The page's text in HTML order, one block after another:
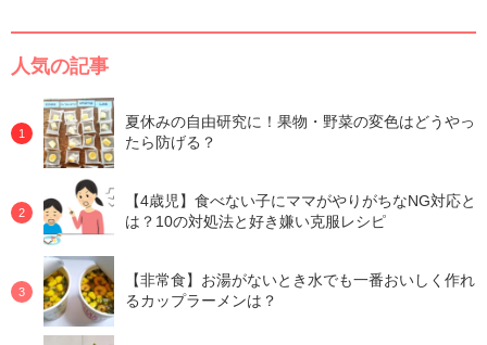
人気の記事
夏休みの自由研究に！果物・野菜の変色はどうやっ
たら防げる？
【4歳児】食べない子にママがやりがちなNG対応と
は？10の対処法と好き嫌い克服レシピ
【非常食】お湯がないとき水でも一番おいしく作れ
るカップラーメンは？